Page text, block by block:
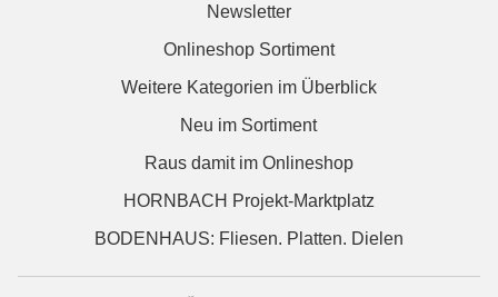
Newsletter
Onlineshop Sortiment
Weitere Kategorien im Überblick
Neu im Sortiment
Raus damit im Onlineshop
HORNBACH Projekt-Marktplatz
BODENHAUS: Fliesen. Platten. Dielen